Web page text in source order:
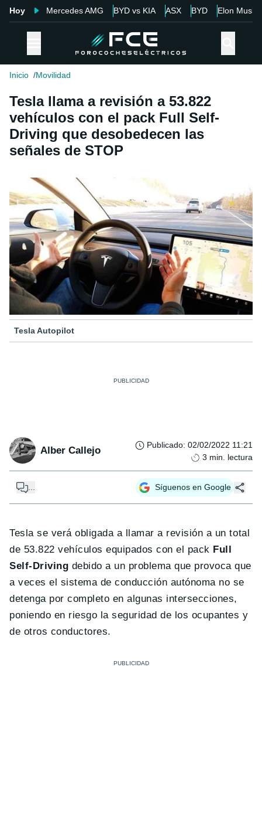
Hoy Mercedes AMG BYD vs KIA ASX BYD Elon Musk
Inicio Movilidad
Tesla llama a revisión a 53.822
vehículos con el pack Full Self-
Driving que desobedecen las
señales de STOP
Tesla Autopilot
Alber Callejo Publicado: 02/02/2022 11:21
3 min. lectura
... Síguenos en Google
Tesla se verá obligada a llamar a revisión a un total
de 53.822 vehículos equipados con el pack Full
Self-Driving debido a un problema que provoca que
a veces el sistema de conducción autónoma no se
detenga por completo en algunas intersecciones,
poniendo en riesgo la seguridad de los ocupantes y
de otros conductores.